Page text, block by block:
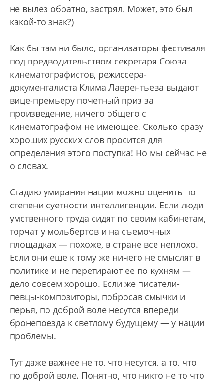
не вылез обратно, застрял. Может, это был
какой-то знак?)
Как бы там ни было, организаторы фестиваля
под предводительством секретаря Союза
кинематографистов, режиссера-
документалиста Клима Лаврентьева выдают
вице-премьеру почетный приз за
произведение, ничего общего с
кинематографом не имеющее. Сколько сразу
хороших русских слов просится для
определения этого поступка! Но мы сейчас не
о словах.
Стадию умирания нации можно оценить по
степени суетности интеллигенции. Если люди
умственного труда сидят по своим кабинетам,
торчат у мольбертов и на съемочных
площадках — похоже, в стране все неплохо.
Если они еще к тому же ничего не смыслят в
политике и не перетирают ее по кухням —
дело совсем хорошо. Если же писатели-
певцы-композиторы, побросав смычки и
перья, по доброй воле несутся впереди
бронепоезда к светлому будущему — у нации
проблемы.
Тут даже важнее не то, что несутся, а то, что
по доброй воле. Понятно, что никто не то что